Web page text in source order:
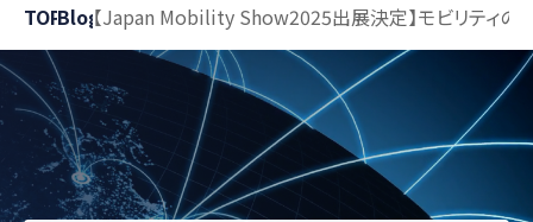
TOPBlog【Japan Mobility Show2025出展決定】モビリティの